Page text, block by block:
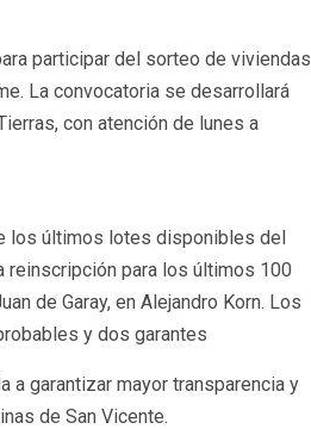
participar del sorteo de viviendas
La convocatoria se desarrollará
con atención de lunes a
los últimos lotes disponibles del
reinscripción para los últimos 100
de Garay, en Alejandro Korn. Los
y dos garantes
a garantizar mayor transparencia y
de San Vicente.